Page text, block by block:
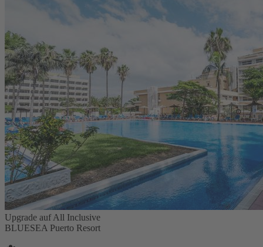
Upgrade auf All Inclusive
BLUESEA Puerto Resort